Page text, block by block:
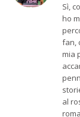
Sì,
ho
fan,
mia
al